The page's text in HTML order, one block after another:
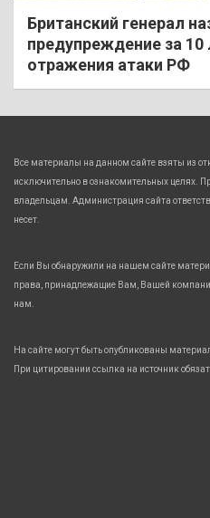
Британский генерал
предупреждение за 10
отражения атаки РФ
Все материалы на данном сайте взяты из
исключительно в ознакомительных целях.
владельцам. Администрация сайта
несет.
Если Вы обнаружили на нашем сайте
права, принадлежащие Вам, Вашей
нам.
На сайте могут быть опубликованы
При цитировании ссылка на источник